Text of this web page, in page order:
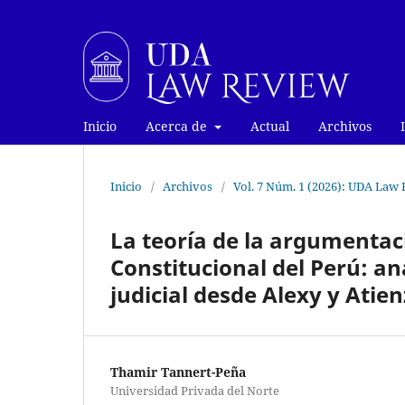
Inicio Acerca de Actual Archivos
Inicio / Archivos / Vol. 7 Núm. 1 (2026): UDA
La teoría de la
Constitucional del Perú:
judicial desde Alexy y
Thamir Tannert-Peña
Universidad Privada del Norte